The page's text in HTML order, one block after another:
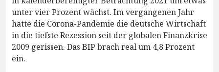
unter vier Prozent wächst. Im vergangenen Jahr
hatte die Corona-Pandemie die deutsche Wirtschaft
in die tiefste Rezession seit der globalen Finanzkrise
2009 gerissen. Das BIP brach real um 4,8 Prozent
ein.